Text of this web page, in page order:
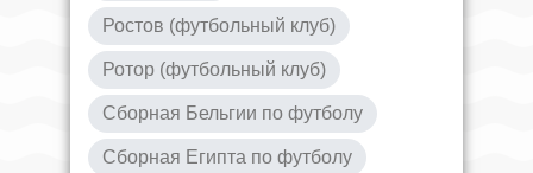
Ростов (футбольный клуб)
Ротор (футбольный клуб)
Сборная Бельгии по футболу
Сборная Египта по футболу